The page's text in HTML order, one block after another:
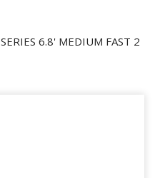
6.8' MEDIUM FAST 2